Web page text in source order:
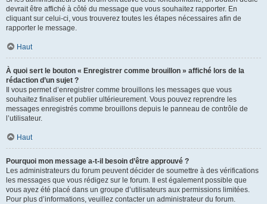
devrait être affiché à côté du message que vous souhaitez rapporter. En
cliquant sur celui-ci, vous trouverez toutes les étapes nécessaires afin de
rapporter le message.
Haut
À quoi sert le bouton « Enregistrer comme brouillon » affiché lors de la
rédaction d’un sujet ?
Il vous permet d’enregistrer comme brouillons les messages que vous
souhaitez finaliser et publier ultérieurement. Vous pouvez reprendre les
messages enregistrés comme brouillons depuis le panneau de contrôle de
l’utilisateur.
Haut
Pourquoi mon message a-t-il besoin d’être approuvé ?
Les administrateurs du forum peuvent décider de soumettre à des vérifications
les messages que vous rédigez sur le forum. Il est également possible que
vous ayez été placé dans un groupe d’utilisateurs aux permissions limitées.
Pour plus d’informations, veuillez contacter un administrateur du forum.